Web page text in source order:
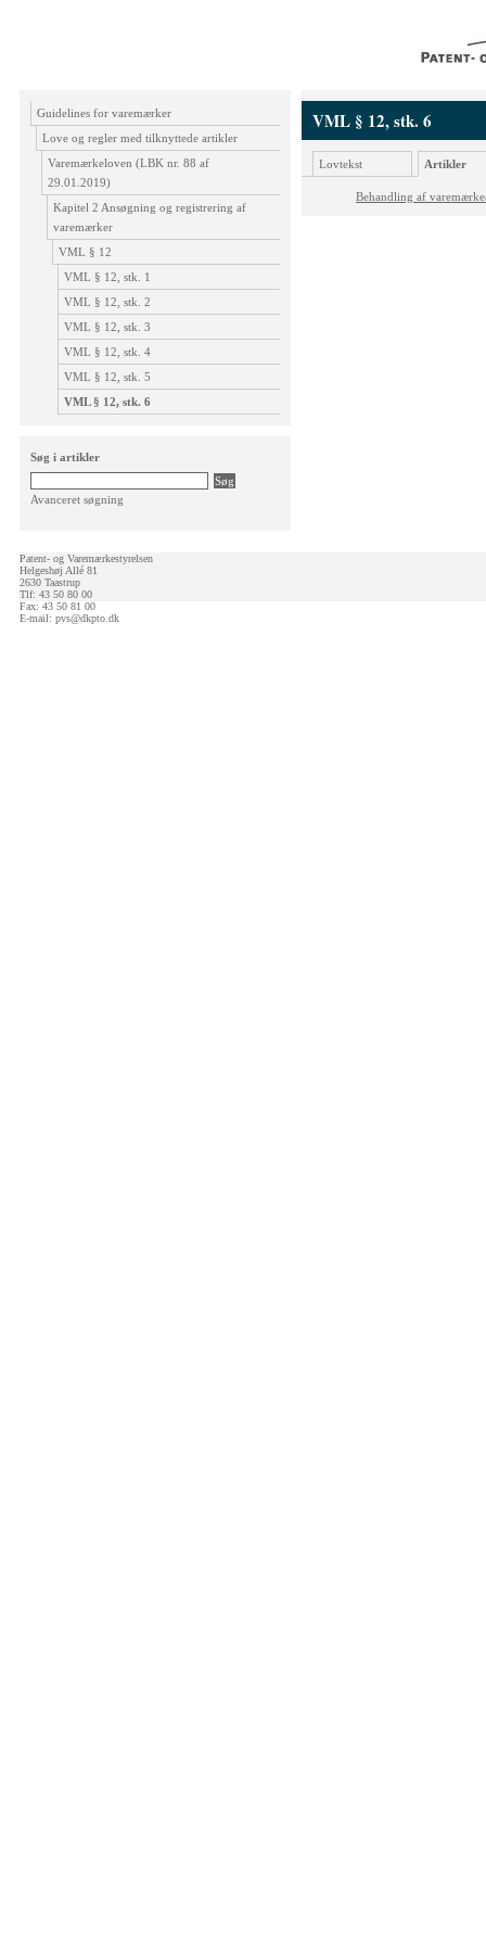
Guidelines for varemærker
Love og regler med tilknyttede artikler
Varemærkeloven (LBK nr. 88 af
29.01.2019)
Kapitel 2 Ansøgning og registrering af
varemærker
VML § 12
VML § 12, stk. 1
VML § 12, stk. 2
VML § 12, stk. 3
VML § 12, stk. 4
VML § 12, stk. 5
VML § 12, stk. 6
Søg i artikler
Avanceret søgning
VML § 12, stk. 6
Lovtekst Artikler
Behandling af
Patent- og Varemærkestyrelsen
Helgeshøj Allé 81
2630 Taastrup
Tlf: 43 50 80 00
Fax: 43 50 81 00
E-mail: pvs@dkpto.dk